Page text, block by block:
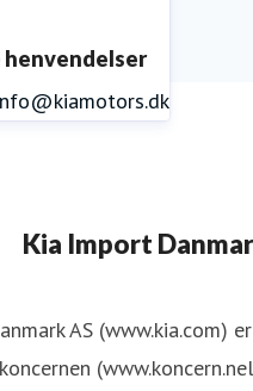
henvendelser
Kia Import
AS (www.kia.com)